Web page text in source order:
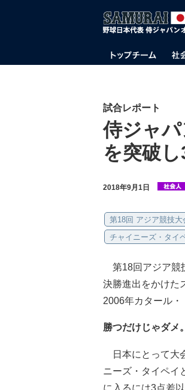
試合レポート
侍ジャ
を突破
2018年9月1日
第18回 アジア競技大
チャイニーズ・タイ
第18回アジア競
決勝進出をかけた
2006年カタール・
勝つだけじゃダメ
日本にとって大
ニーズ・タイペイ
に入るには3点差